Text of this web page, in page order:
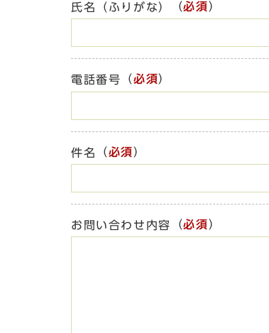
氏名（ふりがな） （必須）
電話番号 （必須）
件名 （必須）
お問い合わせ内容 （必須）